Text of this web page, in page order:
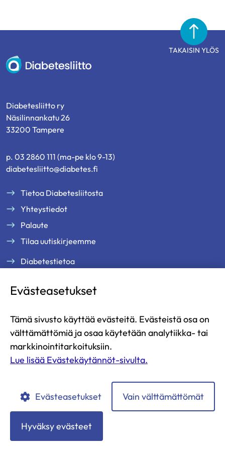
TAKAISIN YLÖS
Diabetesliitto
Diabetesliitto ry
Näsilinnankatu 26
33200 Tampere
p. 03 2860 111 (ma-pe klo 9-13)
diabetesliitto@diabetes.fi
Tietoa Diabetesliitosta
Yhteystiedot
Palaute
Tilaa uutiskirjeemme
Diabetestietoa
Jäsenille
Ajankohtaista
Yritysyhteistyö ja kumppanuus
Lahjoita
TietosuojaselosteetEvästekäytännöt
Evästeasetukset
Tämä sivusto käyttää evästeitä. Evästeistä osa on
välttämättömiä ja osaa käytetään analytiikka- tai
markkinointitarkoituksiin.
Lue lisää Evästekäytännöt-sivulta.
Evästeasetukset Vain välttämättömät
Hyväksy evästeet